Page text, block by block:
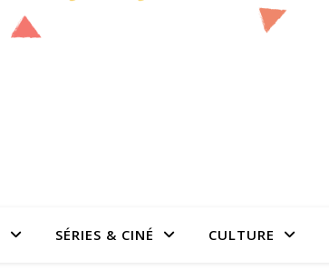
SÉRIES & CINÉ CULTURE